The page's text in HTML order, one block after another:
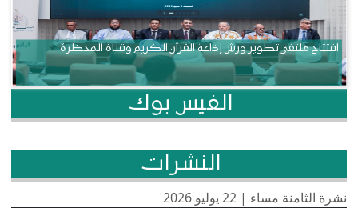
افتتاح ملتقى تطوير ورش إذاعة القرآن الكريم وقناة المحظرة
الفيس بوك
النشرات
نشرة الثامنة مساء | 22 يوليو 2026